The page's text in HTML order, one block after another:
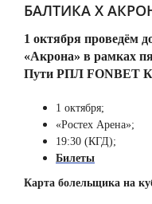
БАЛТИКА X
1 октября проведём
«Акрона» в рамках
Пути РПЛ FONBET
1 октября;
«Ростех Арена»;
19:30 (КГД);
Билеты
Карта болельщика на